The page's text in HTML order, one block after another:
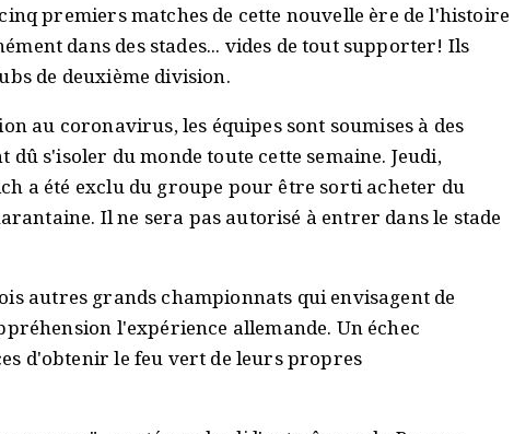
premiers matches de cette nouvelle ère de l'histoire
dans des stades... vides de tout supporter! Ils
de deuxième division.
au coronavirus, les équipes sont soumises à des
s'isoler du monde toute cette semaine. Jeudi,
a été exclu du groupe pour être sorti acheter du
Il ne sera pas autorisé à entrer dans le stade
autres grands championnats qui envisagent de
l'expérience allemande. Un échec
d'obtenir le feu vert de leurs propres